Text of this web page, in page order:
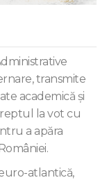
transmite
academică și
la vot cu
a apăra
atlantică,